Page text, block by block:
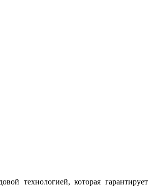
технологией, которая гарантирует